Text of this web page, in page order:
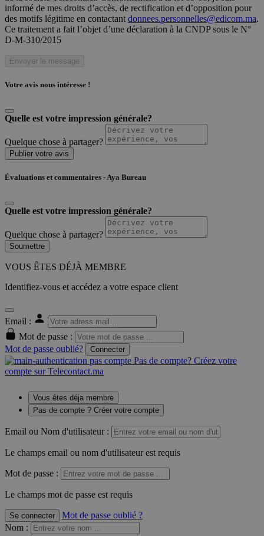
informé de mes droits d’accès, de rectification et d’opposition pour
des motifs légitime en contactant donnees.personnelles@edicom.ma.
Ce traitement a fait l’objet d’une déclaration à la CNDP sous le N°
D-M-310/2015
Envoyer le message
Votre avis nous intéresse !
Quelle est votre impression générale?
Quelque chose à partager?
Publier votre avis
Évaluations et commentaires - Aya Bureau
Quelle est votre impression générale?
Quelque chose à partager?
Soumettre
VOUS ÊTES DÉJÀ MEMBRE
Identifiez-vous et accédez a votre espace client
Email :
Mot de passe :
Mot de passe oublié?
Connecter
Pas de compte? Créez votre
compte sur Telecontact.ma
Vous êtes déja membre
Pas de compte ? Créer votre compte
Email ou Nom d'utilisateur :
Le champs email ou nom d'utilisateur est requis
Mot de passe :
Le champs mot de passe est requis
Se connecter
Mot de passe oublié ?
Nom :